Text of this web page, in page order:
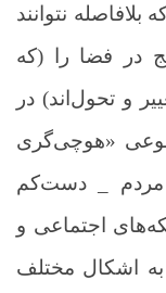
نتوانند
در فضا را (که
و تحول‌اند) در
نوعی «هوچی‌گری
مردم _ دست‌کم
اجتماعی و
به اشکال مختلف